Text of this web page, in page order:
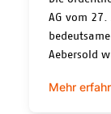
AG vom 27.
Aebersold
gewählt
Mehr